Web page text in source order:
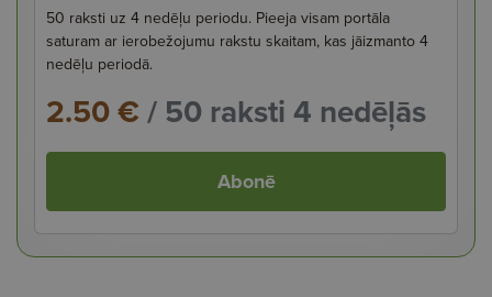
50 raksti uz 4 nedēļu periodu. Pieeja visam portāla
saturam ar ierobežojumu rakstu skaitam, kas jāizmanto 4
nedēļu periodā.
2.50 € / 50 raksti 4 nedēļās
Abonē